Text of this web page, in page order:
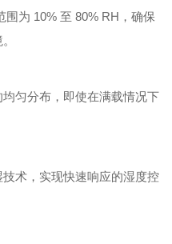
围为 10% 至 80% RH，确保
匀分布，即使在满载情况下
术，实现快速响应的湿度控